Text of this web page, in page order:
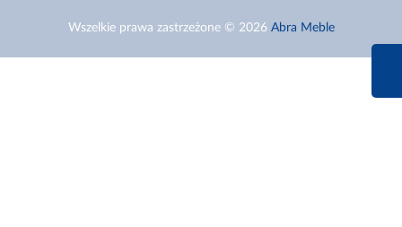
Wszelkie prawa zastrzeżone © 2026 Abra Meble
660 627